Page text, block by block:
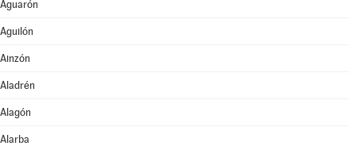
Aguarón
Aguilón
Ainzón
Aladrén
Alagón
Alarba